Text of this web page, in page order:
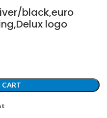
black,euro
logo